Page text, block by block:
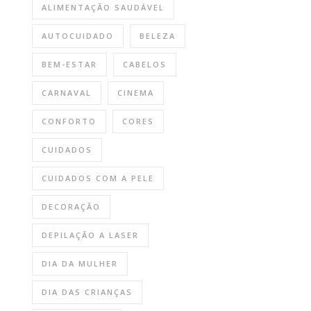
ALIMENTAÇÃO SAUDÁVEL
AUTOCUIDADO BELEZA
BEM-ESTAR CABELOS
CARNAVAL CINEMA
CONFORTO CORES
CUIDADOS
CUIDADOS COM A PELE
DECORAÇÃO
DEPILAÇÃO A LASER
DIA DA MULHER
DIA DAS CRIANÇAS